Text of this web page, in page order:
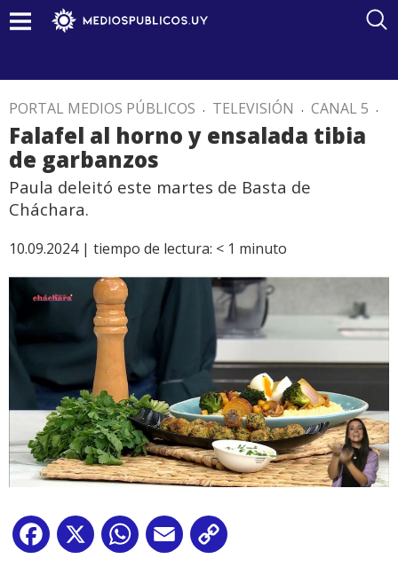
PORTAL MEDIOS PÚBLICOS . TELEVISIÓN . CANAL 5 .
Falafel al horno y ensalada tibia
de garbanzos
Paula deleitó este martes de Basta de
Cháchara.
10.09.2024 | tiempo de lectura: < 1 minuto
Facebook
X WhatsApp
Email